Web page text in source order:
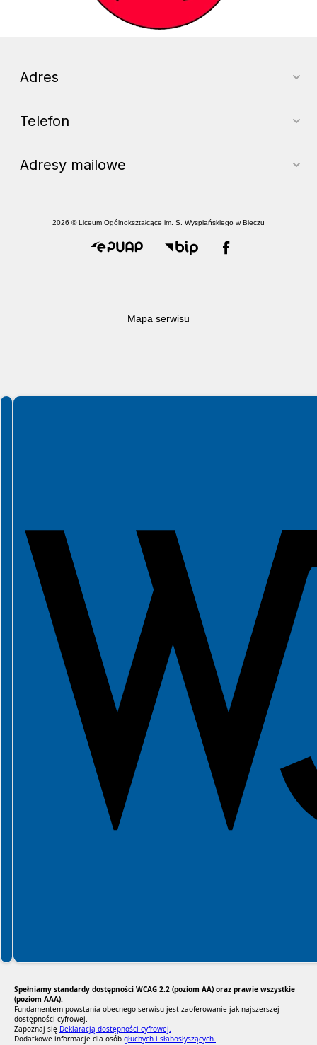
Adres
Telefon
Adresy mailowe
2026 © Liceum Ogólnokształcące im. S. Wyspiańskiego w Bieczu
Mapa serwisu
Spełniamy standardy WCAG 2.2
Spełniamy standardy W3C
Spełniamy standardy dostępności WCAG 2.2 (poziom AA) oraz prawie wszystkie
(poziom AAA).
Fundamentem powstania obecnego serwisu jest zaoferowanie jak najszerszej
dostępności cyfrowej.
Zapoznaj się Deklaracją dostępności cyfrowej.
Dodatkowe informacje dla osób głuchych i słabosłyszących.